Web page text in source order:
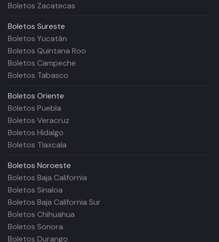
Boletos Zacatecas
Boletos Sureste
Boletos Yucatán
Boletos Quintana Roo
Boletos Campeche
Boletos Tabasco
Boletos Oriente
Boletos Puebla
Boletos Veracruz
Boletos Hidalgo
Boletos Tlaxcala
Boletos Noroeste
Boletos Baja California
Boletos Sinaloa
Boletos Baja California Sur
Boletos Chihuahua
Boletos Sonora
Boletos Durango